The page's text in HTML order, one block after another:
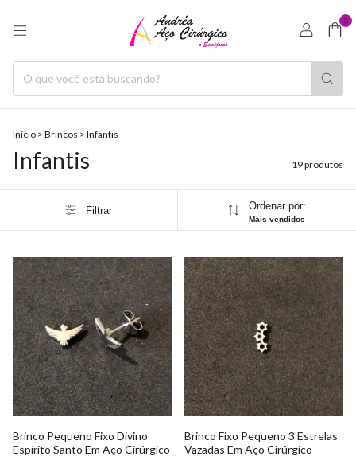
0
Início > Brincos > Infantis
Infantis 19 produtos
Filtrar Ordenar por:
Mais vendidos
Brinco Pequeno Fixo Divino
Espírito Santo Em Aço Cirúrgico
Brinco Fixo Pequeno 3 Estrelas
Vazadas Em Aço Cirúrgico